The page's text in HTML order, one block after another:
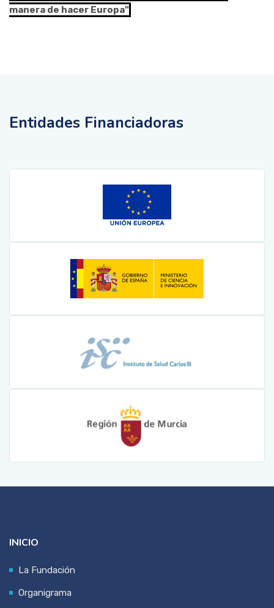
manera de hacer Europa"
Entidades Financiadoras
INICIO
La Fundación
Organigrama